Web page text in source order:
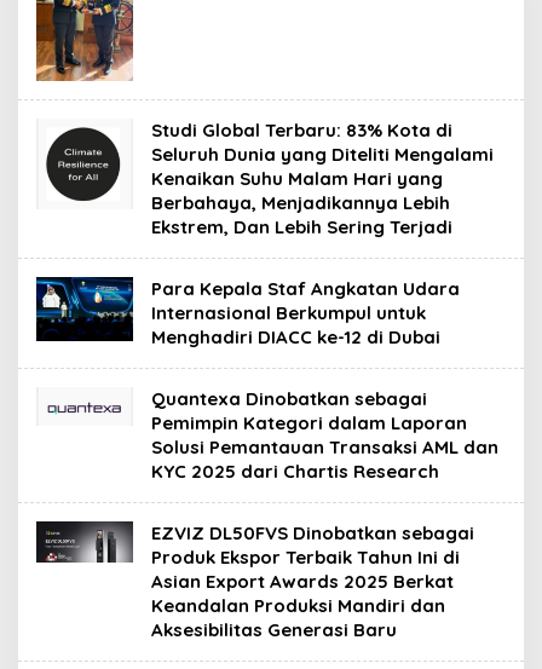
Studi Global Terbaru: 83% Kota di
Seluruh Dunia yang Diteliti Mengalami
Kenaikan Suhu Malam Hari yang
Berbahaya, Menjadikannya Lebih
Ekstrem, Dan Lebih Sering Terjadi
Para Kepala Staf Angkatan Udara
Internasional Berkumpul untuk
Menghadiri DIACC ke-12 di Dubai
Quantexa Dinobatkan sebagai
Pemimpin Kategori dalam Laporan
Solusi Pemantauan Transaksi AML dan
KYC 2025 dari Chartis Research
EZVIZ DL50FVS Dinobatkan sebagai
Produk Ekspor Terbaik Tahun Ini di
Asian Export Awards 2025 Berkat
Keandalan Produksi Mandiri dan
Aksesibilitas Generasi Baru